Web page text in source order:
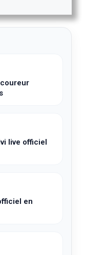
live officiel
en